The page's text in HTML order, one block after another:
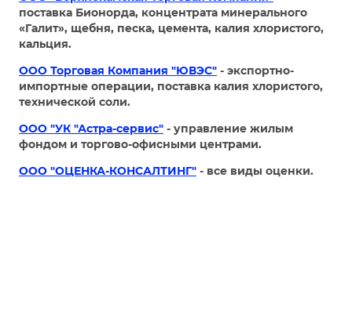
поставка Бионорда, концентрата минерального
«Галит», щебня, песка, цемента, калия хлористого,
кальция.
ООО Торговая Компания "ЮВЭС" - экспортно-
импортные операции, поставка калия хлористого,
технической соли.
ООО "УК "Астра-сервис" - управление жилым
фондом и торгово-офисными центрами.
ООО "ОЦЕНКА-КОНСАЛТИНГ" - все виды оценки.